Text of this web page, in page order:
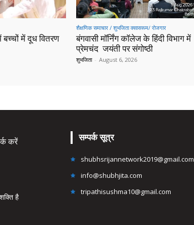
बच्चों में दूध वितरण
शैक्षणिक समाचार / शुभजिता क्सासरूम/ रोजगार
बंगवासी मॉर्निंग कॉलेज के हिंदी विभाग में
प्रेमचंद जयंती पर संगोष्ठी
शुभजिता - August 6, 2026
करें
है
सम्पर्क सूत्र
shubhsrijannetwork2019@gmail.com
info@shubhjita.com
tripathisushma10@gmail.com